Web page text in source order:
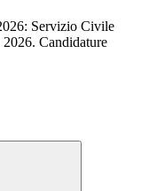
Servizio Civile
Candidature